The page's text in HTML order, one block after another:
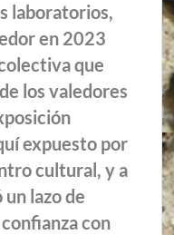
laboratorios,
en 2023
que
los valedores
expuesto por
cultural, y a
lazo de
con